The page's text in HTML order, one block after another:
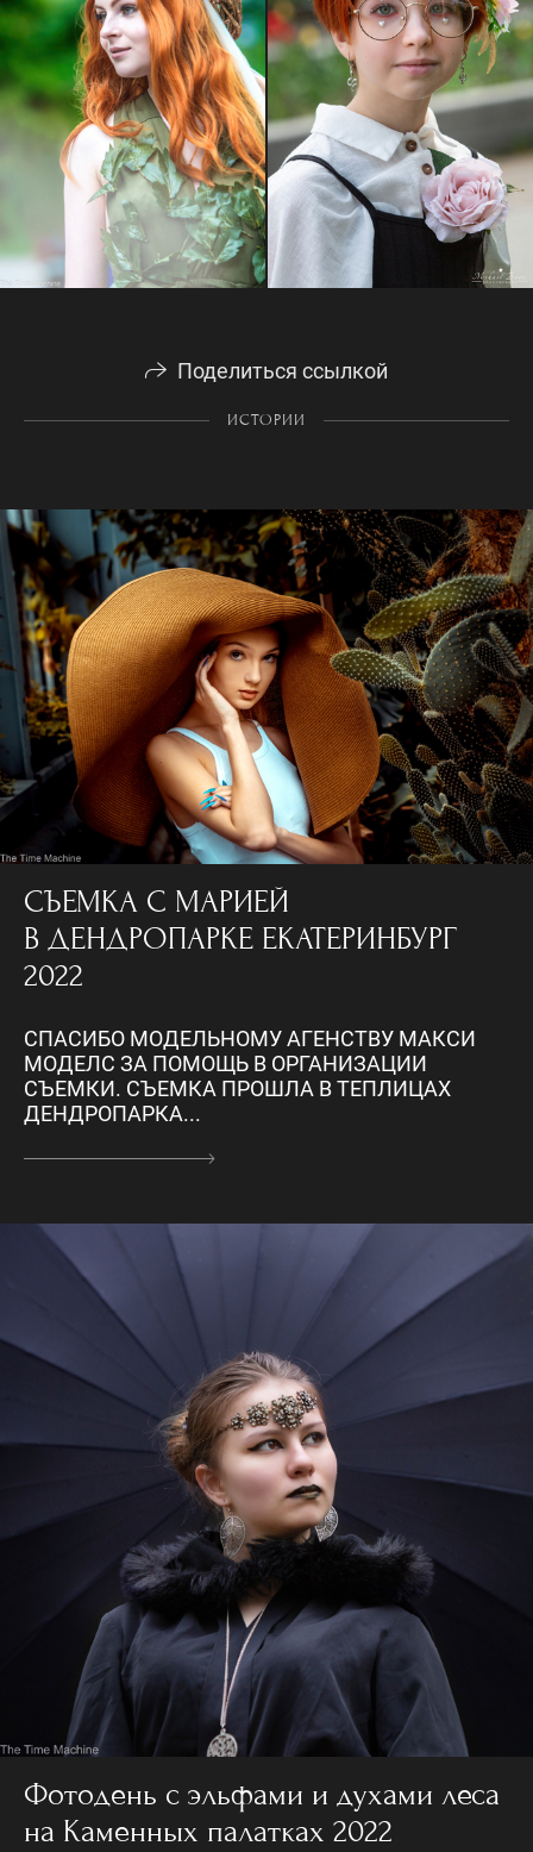
Поделиться ссылкой
ИСТОРИИ
СЪЕМКА С МАРИЕЙ
В ДЕНДРОПАРКЕ ЕКАТЕРИНБУРГ
2022
СПАСИБО МОДЕЛЬНОМУ АГЕНСТВУ МАКСИ
МОДЕЛС ЗА ПОМОЩЬ В ОРГАНИЗАЦИИ
СЪЕМКИ. СЪЕМКА ПРОШЛА В ТЕПЛИЦАХ
ДЕНДРОПАРКА...
Фотодень с эльфами и духами леса
на Каменных палатках 2022